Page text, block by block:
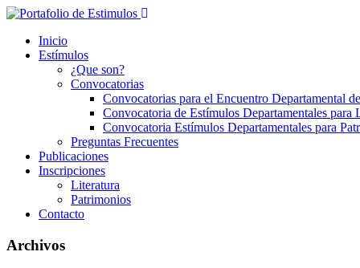
Inicio
Estímulos
¿Que son?
Convocatorias
Convocatorias para el Encuentro Departamental
Convocatoria de Estímulos Departamentales para
Convocatoria Estímulos Departamentales para
Preguntas Frecuentes
Publicaciones
Inscripciones
Literatura
Patrimonios
Contacto
Archivos